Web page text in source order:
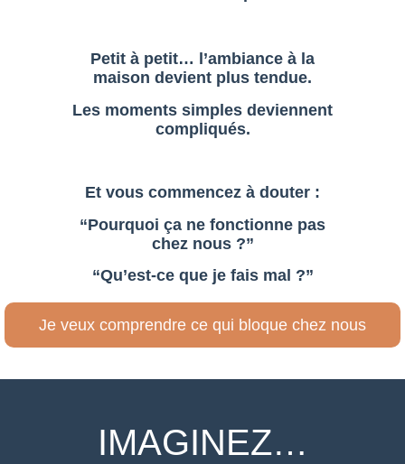
Petit à petit…
l’ambiance à la
maison devient plus tendue.
Les moments simples deviennent
compliqués.
Et vous commencez à douter :
“Pourquoi ça ne fonctionne pas
chez nous ?”
“Qu’est-ce que je fais mal ?”
Je veux comprendre ce qui bloque chez nous
IMAGINEZ…